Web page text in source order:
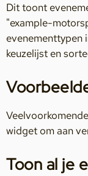
Dit toont
"example-
evenementtypen
keuzelijst en
widget om aan
Toon al je